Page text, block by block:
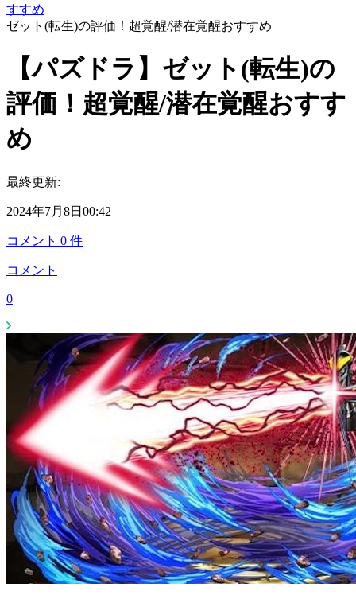
すすめ
ゼット(転生)の評価！超覚醒/潜在覚醒おすすめ
【パズドラ】ゼット(転生)の
評価！超覚醒/潜在覚醒おすす
め
最終更新:
2024年7月8日00:42
コメント 0 件
コメント
0